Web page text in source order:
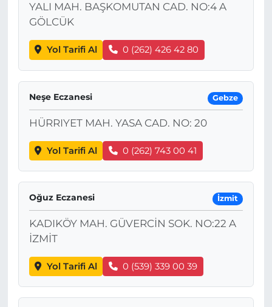
YALI MAH. BAŞKOMUTAN CAD. NO:4 A
GÖLCÜK
Yol Tarifi Al 0 (262) 426 42 80
Neşe Eczanesi Gebze
HÜRRIYET MAH. YASA CAD. NO: 20
Yol Tarifi Al 0 (262) 743 00 41
Oğuz Eczanesi İzmit
KADIKÖY MAH. GÜVERCİN SOK. NO:22 A
İZMİT
Yol Tarifi Al 0 (539) 339 00 39